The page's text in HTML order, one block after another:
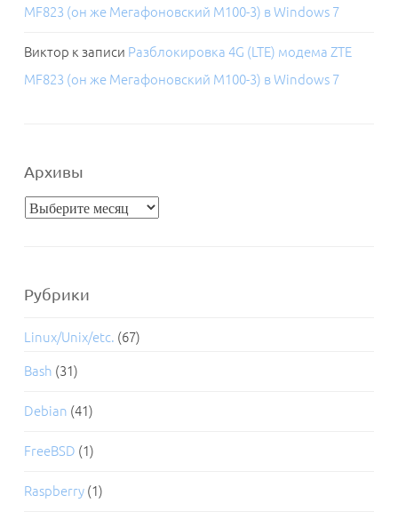
MF823 (он же Мегафоновский M100-3) в Windows 7
Виктор к записи Разблокировка 4G (LTE) модема ZTE
MF823 (он же Мегафоновский M100-3) в Windows 7
Архивы
Архивы
Рубрики
Linux/Unix/etc. (67)
Bash (31)
Debian (41)
FreeBSD (1)
Raspberry (1)